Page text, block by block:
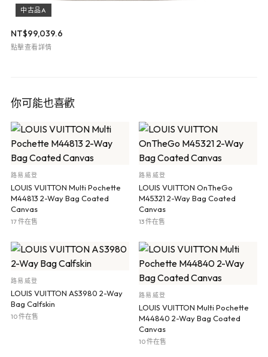
中古品A
NT$99,039.6
點擊查看詳情
你可能也喜歡
路易威登
LOUIS VUITTON Multi Pochette
M44813 2-Way Bag Coated
Canvas
17 件在售
路易威登
LOUIS VUITTON OnTheGo
M45321 2-Way Bag Coated
Canvas
13 件在售
路易威登
LOUIS VUITTON AS3980 2-Way
Bag Calfskin
10 件在售
路易威登
LOUIS VUITTON Multi Pochette
M44840 2-Way Bag Coated
Canvas
10 件在售